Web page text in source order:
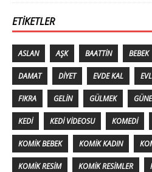
ETIKETLER
ASLAN AŞK BAATTIN BEBEK
DAMAT DIYET EVDE KAL
FIKRA GELIN GÜLMEK
KEDI KEDI VIDEOSU KOMEDI
KOMIK BEBEK KOMIK KADIN
KOMIK RESIM KOMIK RESIMLER